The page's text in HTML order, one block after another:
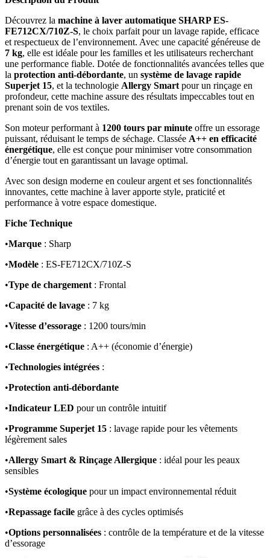
Découvrez la machine à laver automatique SHARP ES-
FE712CX/710Z-S, le choix parfait pour un lavage rapide, efficace
et respectueux de l’environnement. Avec une capacité généreuse de
7 kg, elle est idéale pour les familles et les utilisateurs recherchant
une performance fiable. Dotée de fonctionnalités avancées telles que
la protection anti-débordante, un système de lavage rapide
Superjet 15, et la technologie Allergy Smart pour un rinçage en
profondeur, cette machine assure des résultats impeccables tout en
prenant soin de vos textiles.
Son moteur performant à 1200 tours par minute offre un essorage
puissant, réduisant le temps de séchage. Classée A++ en efficacité
énergétique, elle est conçue pour minimiser votre consommation
d’énergie tout en garantissant un lavage optimal.
Avec son design moderne en couleur argent et ses fonctionnalités
innovantes, cette machine à laver apporte style, praticité et
performance à votre espace domestique.
Fiche Technique
•Marque : Sharp
•Modèle : ES-FE712CX/710Z-S
•Type de chargement : Frontal
•Capacité de lavage : 7 kg
•Vitesse d’essorage : 1200 tours/min
•Classe énergétique : A++ (économie d’énergie)
•Technologies intégrées :
•Protection anti-débordante
•Indicateur LED pour un contrôle intuitif
•Programme Superjet 15 : lavage rapide pour les vêtements
légèrement sales
•Allergy Smart & Rinçage Allergique : idéal pour les peaux
sensibles
•Système écologique pour un impact environnemental réduit
•Repassage facile grâce à des cycles optimisés
•Options personnalisées : contrôle de la température et de la vitesse
d’essorage